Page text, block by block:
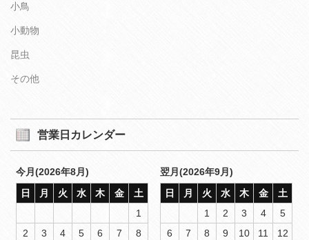
小鳥
小動物
昆虫
その他
営業日カレンダー
今月(2026年8月)
日
月 火 水 木 金
土
1
2
3 4 5 6 7
8
翌月(2026年9月)
日
月 火 水 木 金
土
1
2 3 4
5
6
7 8 9 10 11
12